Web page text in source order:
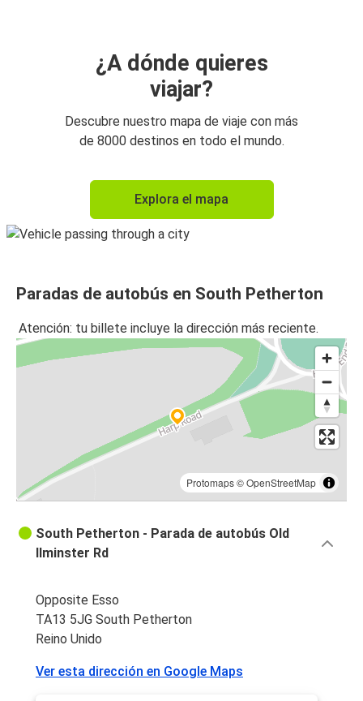
¿A dónde quieres
viajar?
Descubre nuestro mapa de viaje con más
de 8000 destinos en todo el mundo.
Explora el mapa
Paradas de autobús en South Petherton
Atención: tu billete incluye la dirección más reciente.
Protomaps©OpenStreetMap
South Petherton - Parada de autobús Old
Ilminster Rd
Opposite Esso
TA13 5JG South Petherton
Reino Unido
Ver esta dirección en Google Maps